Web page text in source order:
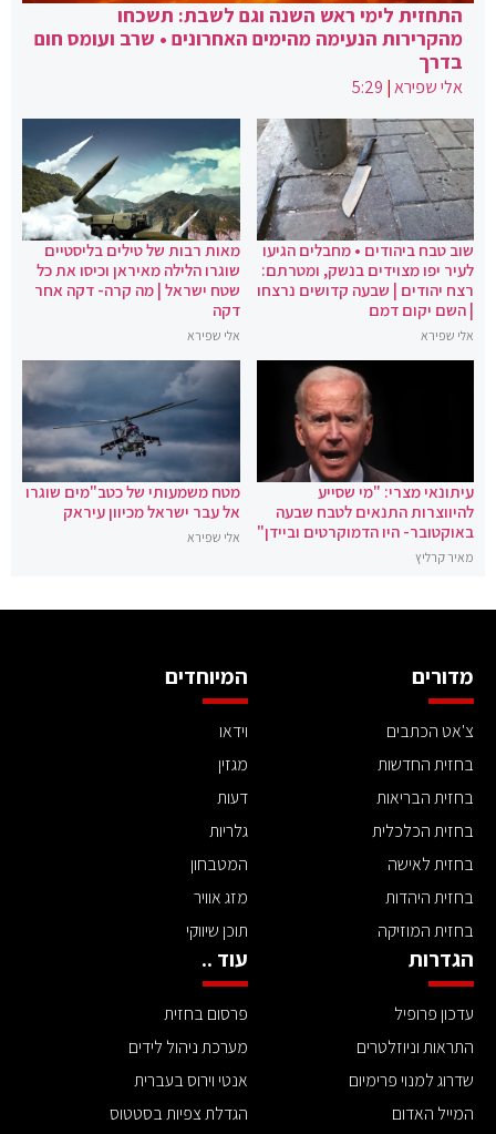
התחזית לימי ראש השנה וגם לשבת: תשכחו
מהקרירות הנעימה מהימים האחרונים • שרב ועומס חום
בדרך
אלי שפירא|
5:29
שוב טבח ביהודים • מחבלים הגיעו
לעיר יפו מצוידים בנשק, ומטרתם:
רצח יהודים | שבעה קדושים נרצחו
| השם יקום דמם
אלי שפירא
מאות רבות של טילים בליסטיים
שוגרו הלילה מאיראן וכיסו את כל
שטח ישראל | מה קרה- דקה אחר
דקה
אלי שפירא
עיתונאי מצרי: "מי שסייע
להיווצרות התנאים לטבח שבעה
באוקטובר- היו הדמוקרטים וביידן"
מאיר קרליץ
מטח משמעותי של כטב"מים שוגרו
אל עבר ישראל מכיוון עיראק
אלי שפירא
מדורים
צ'אט הכתבים
בחזית החדשות
בחזית הבריאות
בחזית הכלכלית
בחזית לאישה
בחזית היהדות
בחזית המוזיקה
המיוחדים
וידאו
מגזין
דעות
גלריות
המטבחון
מזג אוויר
תוכן שיווקי
הגדרות
עדכון פרופיל
התראות וניוזלטרים
שדרוג למנוי פרימיום
המייל האדום
עוד ..
פרסום בחזית
מערכת ניהול לידים
אנטי וירוס בעברית
הגדלת צפיות בסטטוס